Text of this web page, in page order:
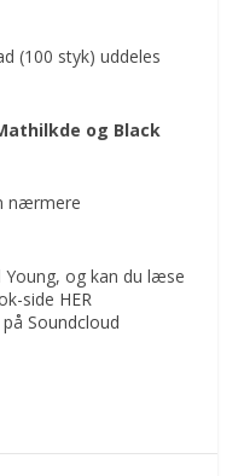
(100 styk) uddeles
og Black
nærmere
Young, og kan du læse
side HER
påSoundcloud